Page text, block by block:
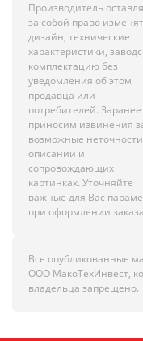
Производитель
за собой право
дизайн, технические
характеристики,
комплектацию без
уведомления об этом
продавца или
потребителей. Заранее
приносим извинения
возможные
описании и
сопровождающих
картинках. Уточняйте
важные для Вас
при оформлении
Все опубликованные
ООО МакоТехИнвест,
владельца запрещено.